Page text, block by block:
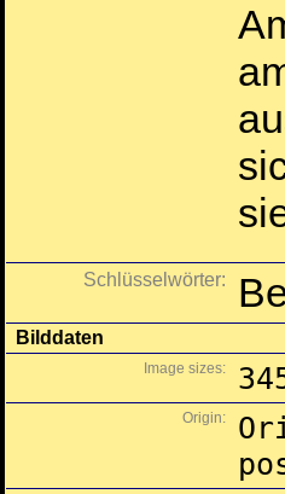
Schlüsselwörter:
Bilddaten
Image sizes:
Origin: